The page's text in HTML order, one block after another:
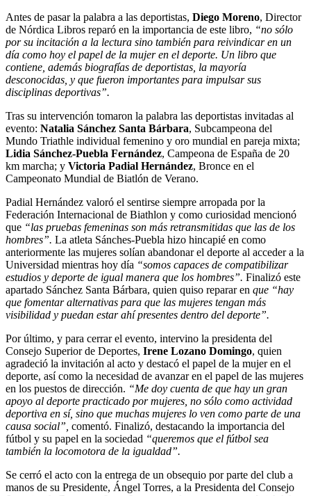
Antes de pasar la palabra a las deportistas, Diego Moreno, Director
de Nórdica Libros reparó en la importancia de este libro, “no sólo
por su incitación a la lectura sino también para reivindicar en un
día como hoy el papel de la mujer en el deporte. Un libro que
contiene, además biografías de deportistas, la mayoría
desconocidas, y que fueron importantes para impulsar sus
disciplinas deportivas”.
Tras su intervención tomaron la palabra las deportistas invitadas al
evento: Natalia Sánchez Santa Bárbara, Subcampeona del
Mundo Triathle individual femenino y oro mundial en pareja mixta;
Lidia Sánchez-Puebla Fernández, Campeona de España de 20
km marcha; y Victoria Padial Hernández, Bronce en el
Campeonato Mundial de Biatlón de Verano.
Padial Hernández valoró el sentirse siempre arropada por la
Federación Internacional de Biathlon y como curiosidad mencionó
que “las pruebas femeninas son más retransmitidas que las de los
hombres”. La atleta Sánches-Puebla hizo hincapié en como
anteriormente las mujeres solían abandonar el deporte al acceder a la
Universidad mientras hoy día “somos capaces de compatibilizar
estudios y deporte de igual manera que los hombres”. Finalizó este
apartado Sánchez Santa Bárbara, quien quiso reparar en que “hay
que fomentar alternativas para que las mujeres tengan más
visibilidad y puedan estar ahí presentes dentro del deporte”.
Por último, y para cerrar el evento, intervino la presidenta del
Consejo Superior de Deportes, Irene Lozano Domingo, quien
agradeció la invitación al acto y destacó el papel de la mujer en el
deporte, así como la necesidad de avanzar en el papel de las mujeres
en los puestos de dirección. “Me doy cuenta de que hay un gran
apoyo al deporte practicado por mujeres, no sólo como actividad
deportiva en sí, sino que muchas mujeres lo ven como parte de una
causa social”, comentó. Finalizó, destacando la importancia del
fútbol y su papel en la sociedad “queremos que el fútbol sea
también la locomotora de la igualdad”.
Se cerró el acto con la entrega de un obsequio por parte del club a
manos de su Presidente, Ángel Torres, a la Presidenta del Consejo